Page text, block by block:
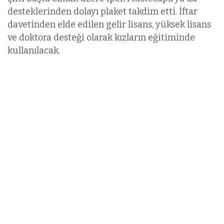
desteklerinden dolayı plaket takdim etti. İftar
davetinden elde edilen gelir lisans, yüksek lisans
ve doktora desteği olarak kızların eğitiminde
kullanılacak.